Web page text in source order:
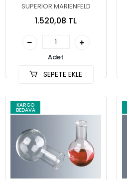
SUPERIOR MARIENFELD
1.520,08 TL
Adet
SEPETE EKLE
KARGO
BEDAVA